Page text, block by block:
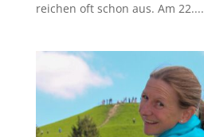
reichen oft schon aus. Am 22....